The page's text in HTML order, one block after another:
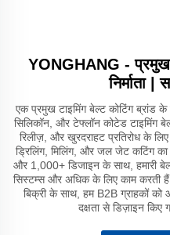
YONGHANG - प्रमुख
निर्माता |
एक प्रमुख टाइमिंग बेल्ट कोटिंग ब्रांड
सिलिकॉन, और टेफ्लॉन कोटेड टाइमिंग
रिलीज़, और खुरदराहट प्रतिरोध के
ड्रिलिंग, मिलिंग, और जल जेट कटिंग
और 1,000+ डिजाइन के साथ, हमारी
सिस्टम्स और अधिक के लिए काम
बिक्री के साथ, हम B2B ग्राहकों को
दक्षता से डिज़ाइन किए